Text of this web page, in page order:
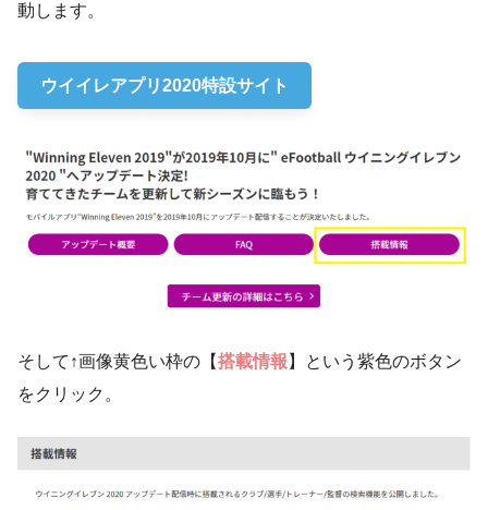
動します。
ウイイレアプリ2020特設サイト
そして↑画像黄色い枠の【搭載情報 】という紫色のボタン
をクリック。